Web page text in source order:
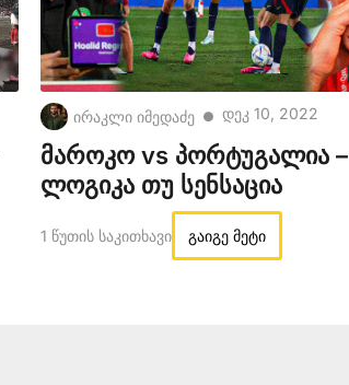
ირაკლი იმედაძე ● Დეკ 10, 2022
მაროკო vs პორტუგალია –
ლოგიკა თუ სენსაცია
1 Წუთის Საკითხავი გაიგე მეტი